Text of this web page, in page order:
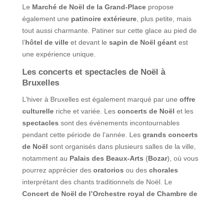
Le Marché de Noël de la Grand-Placepropose
également une patinoire extérieure, plus petite, mais
tout aussi charmante. Patiner sur cette glace au pied de
l’hôtel de villeet devant le sapin de Noël géantest
une expérience unique.
Les concerts et spectacles de Noël à
Bruxelles
L’hiver à Bruxelles est également marqué par une offre
culturelleriche et variée. Les concerts de Noël et les
spectacles sont des événements incontournables
pendant cette période de l’année. Les grands concerts
de Noël sont organisés dans plusieurs salles de la ville,
notamment au Palais des Beaux-Arts (Bozar), où vous
pourrez apprécier des oratorios ou des chorales
interprétant des chants traditionnels de Noël. Le
Concert de Noël de l’Orchestre royal de Chambre de